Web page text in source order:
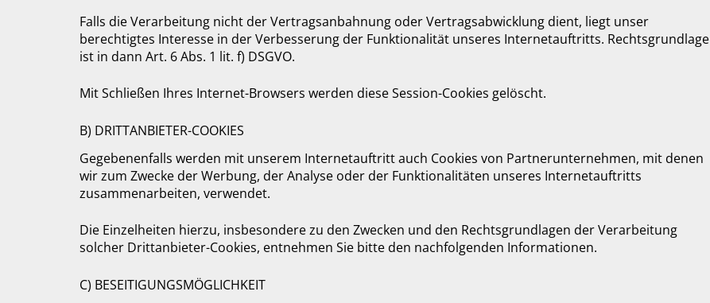
Falls die Verarbeitung nicht der Vertragsanbahnung oder Vertragsabwicklung dient, liegt unser
berechtigtes Interesse in der Verbesserung der Funktionalität unseres Internetauftritts. Rechtsgrundlage
ist in dann Art. 6 Abs. 1 lit. f) DSGVO.
Mit Schließen Ihres Internet-Browsers werden diese Session-Cookies gelöscht.
B) DRITTANBIETER-COOKIES
Gegebenenfalls werden mit unserem Internetauftritt auch Cookies von Partnerunternehmen, mit denen
wir zum Zwecke der Werbung, der Analyse oder der Funktionalitäten unseres Internetauftritts
zusammenarbeiten, verwendet.
Die Einzelheiten hierzu, insbesondere zu den Zwecken und den Rechtsgrundlagen der Verarbeitung
solcher Drittanbieter-Cookies, entnehmen Sie bitte den nachfolgenden Informationen.
C) BESEITIGUNGSMÖGLICHKEIT